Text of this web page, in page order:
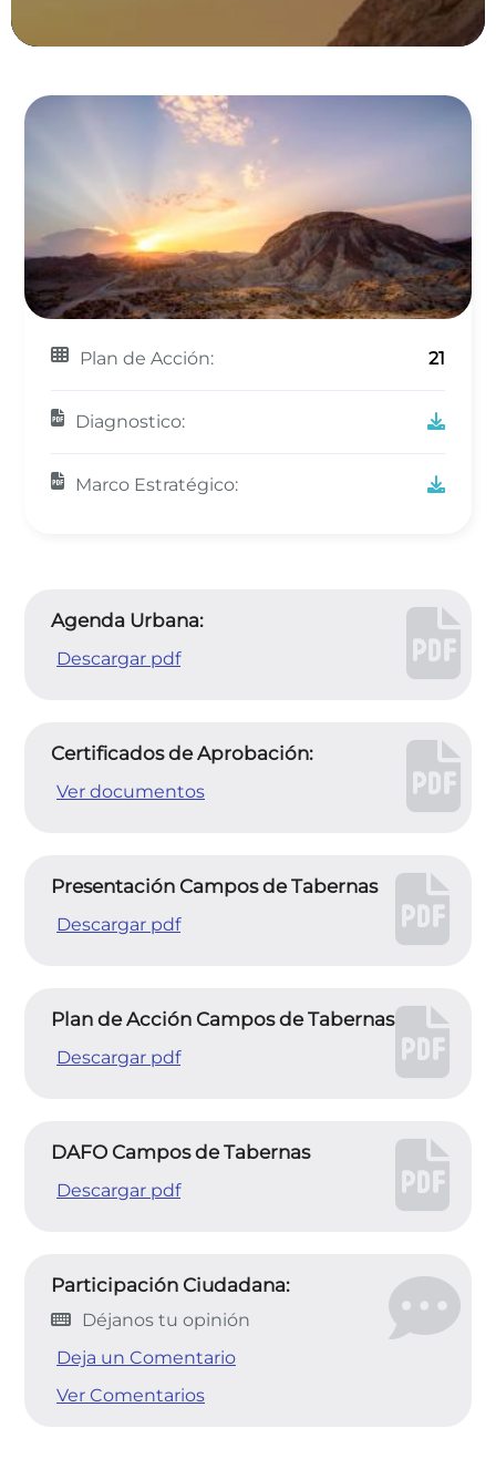
Plan de Acción: 21
Diagnostico:
Marco Estratégico:
Agenda Urbana:
Descargar pdf
Certificados de Aprobación:
Ver documentos
Presentación Campos de Tabernas
Descargar pdf
Plan de Acción Campos de Tabernas
Descargar pdf
DAFO Campos de Tabernas
Descargar pdf
Participación Ciudadana:
Déjanos tu opinión
Deja un Comentario
Ver Comentarios